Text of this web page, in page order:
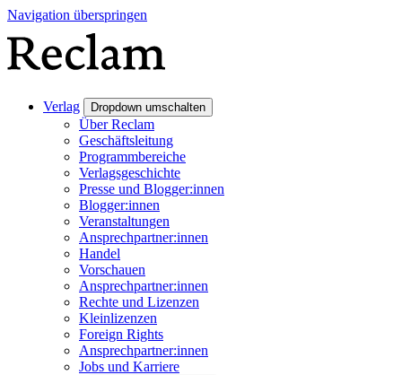
Navigation überspringen
Verlag Dropdown umschalten
Über Reclam
Geschäftsleitung
Programmbereiche
Verlagsgeschichte
Presse und Blogger:innen
Blogger:innen
Veranstaltungen
Ansprechpartner:innen
Handel
Vorschauen
Ansprechpartner:innen
Rechte und Lizenzen
Kleinlizenzen
Foreign Rights
Ansprechpartner:innen
Jobs und Karriere